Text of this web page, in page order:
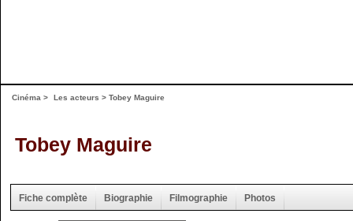
Cinéma > Les acteurs > Tobey Maguire
Tobey Maguire
Fiche complète Biographie Filmographie Photos